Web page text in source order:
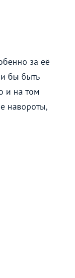
за её
бы быть
и на том
навороты,